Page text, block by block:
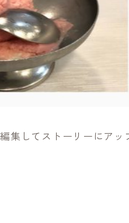
集してストーリーにアッ